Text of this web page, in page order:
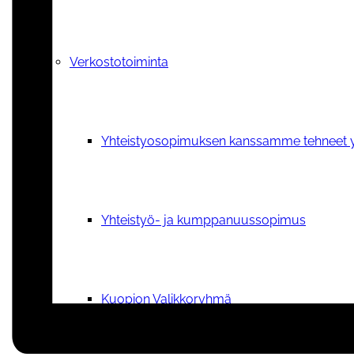
Verkostotoiminta
Yhteistyosopimuksen kanssamme tehneet
Yhteistyö- ja kumppanuussopimus
Kuopion Valikkoryhmä